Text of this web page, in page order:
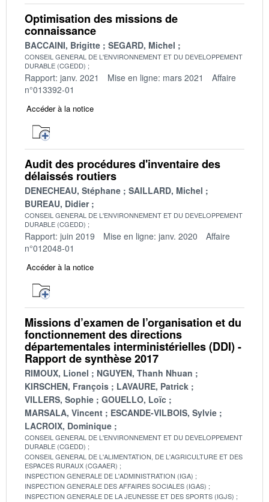
Optimisation des missions de
connaissance
BACCAINI, Brigitte SEGARD, Michel
CONSEIL GENERAL DE L'ENVIRONNEMENT ET DU DEVELOPPEMENT
DURABLE (CGEDD)
Rapport: janv. 2021 Mise en ligne: mars 2021
Affaire
n°013392-01
Accéder à la notice
Audit des procédures d'inventaire des
délaissés routiers
DENECHEAU, Stéphane
SAILLARD, Michel
BUREAU, Didier
CONSEIL GENERAL DE L'ENVIRONNEMENT ET DU DEVELOPPEMENT
DURABLE (CGEDD)
Rapport: juin 2019 Mise en ligne: janv. 2020
Affaire
n°012048-01
Accéder à la notice
Missions d’examen de l’organisation et du
fonctionnement des directions
départementales interministérielles (DDI) -
Rapport de synthèse 2017
RIMOUX, Lionel
NGUYEN, Thanh Nhuan
KIRSCHEN, François
LAVAURE, Patrick
VILLERS, Sophie
GOUELLO, Loïc
MARSALA, Vincent
ESCANDE-VILBOIS, Sylvie
LACROIX, Dominique
CONSEIL GENERAL DE L'ENVIRONNEMENT ET DU DEVELOPPEMENT
DURABLE (CGEDD)
CONSEIL GENERAL DE L'ALIMENTATION, DE L'AGRICULTURE ET DES
ESPACES RURAUX (CGAAER)
INSPECTION GENERALE DE L'ADMINISTRATION (IGA)
INSPECTION GENERALE DES AFFAIRES SOCIALES (IGAS)
INSPECTION GENERALE DE LA JEUNESSE ET DES SPORTS (IGJS)